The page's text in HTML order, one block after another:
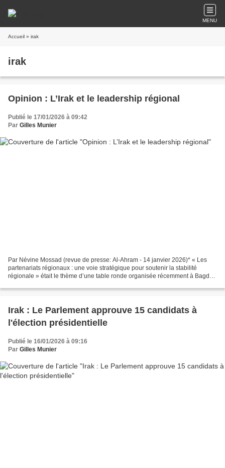
MENU
Accueil » irak
irak
Opinion : L’Irak et le leadership régional
Publié le 17/01/2026 à 09:42
Par Gilles Munier
Par Névine Mossad (revue de presse: Al-Ahram - 14 janvier 2026)* « Les
partenariats régionaux : une voie stratégique pour soutenir la stabilité
régionale » était le thème d’une table ronde organisée récemment à Bagdad
Irak : Le Parlement approuve 15 candidats à
l'élection présidentielle
Publié le 16/01/2026 à 09:16
Par Gilles Munier